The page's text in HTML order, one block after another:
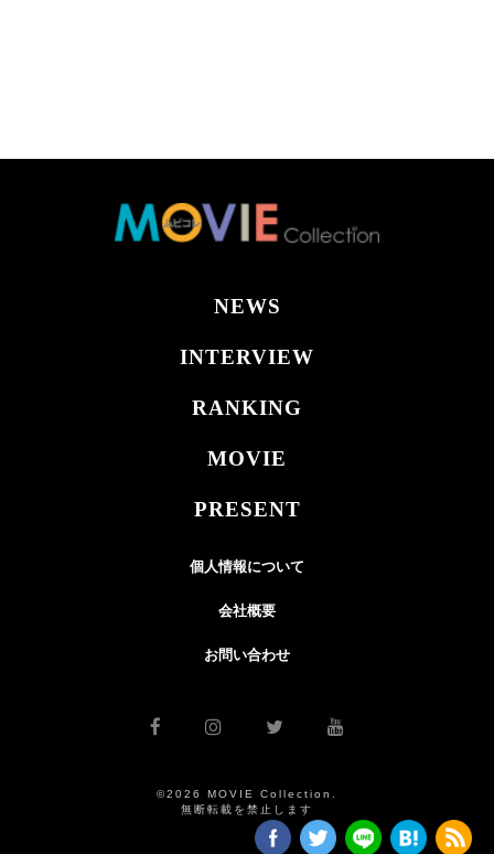
NEWS
INTERVIEW
RANKING
MOVIE
PRESENT
個人情報について
会社概要
お問い合わせ
©2026 MOVIE Collection.
無断転載を禁止します